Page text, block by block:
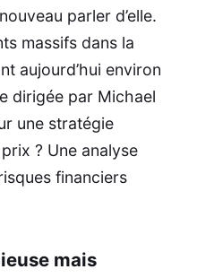
parler d’elle.
massifs dans la
aujourd’hui environ
dirigée par Michael
une stratégie
? Une analyse
financiers
mais